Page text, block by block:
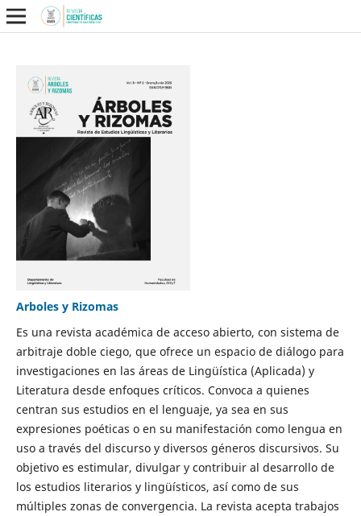
Arboles y Rizomas
Es una revista académica de acceso abierto, con sistema de
arbitraje doble ciego, que ofrece un espacio de diálogo para
investigaciones en las áreas de Lingüística (Aplicada) y
Literatura desde enfoques críticos. Convoca a quienes
centran sus estudios en el lenguaje, ya sea en sus
expresiones poéticas o en su manifestación como lengua en
uso a través del discurso y diversos géneros discursivos. Su
objetivo es estimular, divulgar y contribuir al desarrollo de
los estudios literarios y lingüísticos, así como de sus
múltiples zonas de convergencia. La revista acepta trabajos